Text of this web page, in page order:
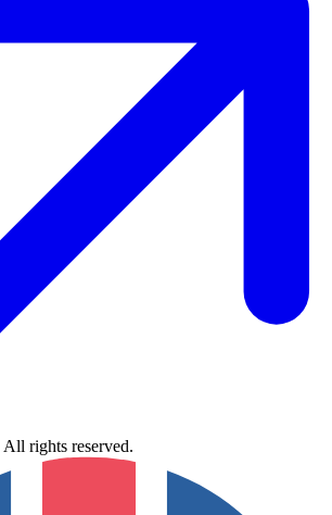
All rights reserved.